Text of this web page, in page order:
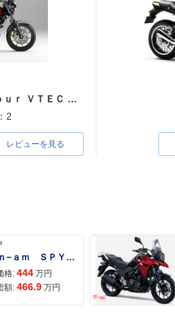
ＣＢ４００Ｓｕｐｅｒ Ｆｏｕｒ ＶＴＥＣ ＳＰＥＣ３
2
レビューを見る
ｃａｎ−ａｍ ＳＰＹＤＥＲ ＲＴ ＬＩＭＩＴＥＤ
格: 444 万円
額: 466.9 万円